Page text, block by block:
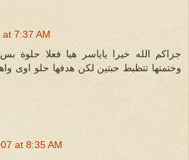
7:37 AM
جزاكم الله خيرا ياياسر هيا فعلا حلوة
وختمتها تتظبط حبتين لكن هدفها حلو اوى
at 8:35 AM